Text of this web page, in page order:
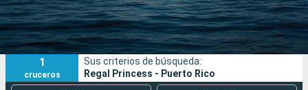
Fecha de salida
Puertos Compañías
Buscar
1
cruceros
Sus criterios de búsqueda:
Regal Princess - Puerto Rico